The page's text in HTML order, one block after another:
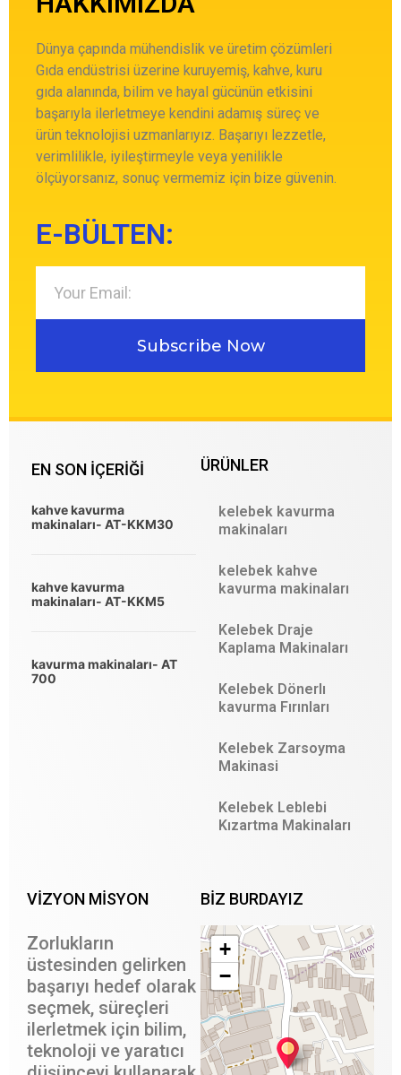
Dünya çapında mühendislik ve üretim çözümleri
Gıda endüstrisi üzerine kuruyemiş, kahve, kuru
gıda alanında, bilim ve hayal gücünün etkisini
başarıyla ilerletmeye kendini adamış süreç ve
ürün teknolojisi uzmanlarıyız. Başarıyı lezzetle,
verimlilikle, iyileştirmeyle veya yenilikle
ölçüyorsanız, sonuç vermemiz için bize güvenin.
E-BÜLTEN:
Subscribe Now
EN SON IÇERIĞI
kahve kavurma
makinaları- AT-KKM30
kahve kavurma
makinaları- AT-KKM5
kavurma makinaları- AT
700
ÜRÜNLER
kelebek kavurma
makinaları
kelebek kahve
kavurma makinaları
Kelebek Draje
Kaplama Makinaları
Kelebek Dönerlı
kavurma Fırınları
Kelebek Zarsoyma
Makinasi
Kelebek Leblebi
Kızartma Makinaları
VİZYON MİSYON
Zorlukların
üstesinden gelirken
başarıyı hedef olarak
seçmek, süreçleri
ilerletmek için bilim,
teknoloji ve yaratıcı
BIZ BURDAYIZ
+
−